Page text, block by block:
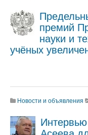
премий
науки и
учёных
Новости и объявления